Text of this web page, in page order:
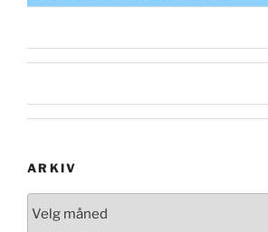
ARKIV